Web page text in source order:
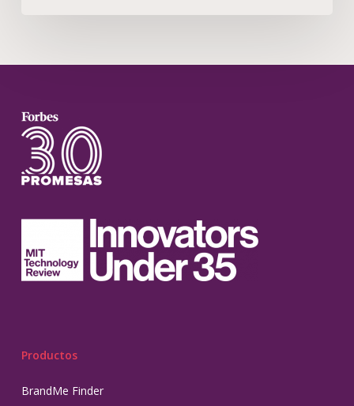
Productos
BrandMe Finder